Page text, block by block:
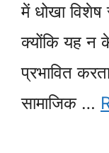
में धोखा
क्योंकि यह न
प्रभावित
सामाजिक …